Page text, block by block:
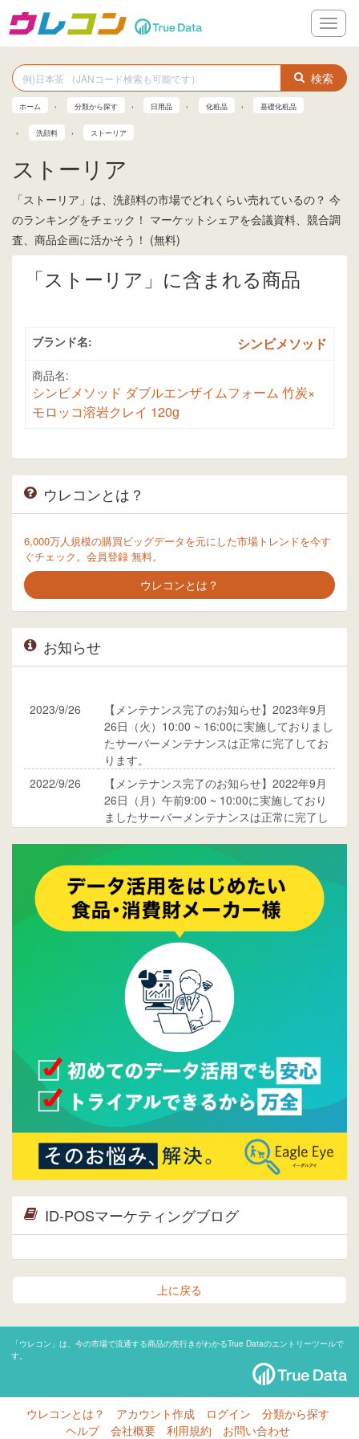
メ
ニ
ー
検索
ホーム 分類から探す 日用品 化粧品 基礎化粧品
洗顔料 ストーリア
ストーリア
「ストーリア」は、洗顔料の市場でどれくらい売れているの？ 今
のランキングをチェック！ マーケットシェアを会議資料、競合調
査、商品企画に活かそう！ (無料)
「ストーリア」に含まれる商品
ブランド名: シンビメソッド
商品名:
シンビメソッド ダブルエンザイムフォーム 竹炭×
モロッコ溶岩クレイ 120g
ウレコンとは？
6,000万人規模の購買ビッグデータを元にした市場トレンドを今す
ぐチェック。会員登録 無料。
ウレコンとは？
お知らせ
2023/9/26
【メンテナンス完了のお知らせ】2023年9月
26日（火）10:00 ~ 16:00に実施しておりまし
たサーバーメンテナンスは正常に完了してお
ります。
2022/9/26
【メンテナンス完了のお知らせ】2022年9月
26日（月）午前9:00 ~ 10:00に実施しており
ましたサーバーメンテナンスは正常に完了し
ご覧ください。
2015/10/19
ウレコンのサイト機能を大幅バージョンアッ
プ。詳細はこちら。⇒告知ページへ
2015/09/28
ウレコンが機能拡充し、サイトリニューアル
しました。⇒
ウレコンFacebook
Facebookページを開設しました。詳細は
ら。
ウレコンサイトリリースしました。
ID-POSマーケティングブログ
上に戻る
「ウレコン」は、今の市場で流通する商品の売行きがわかるTrue Dataのエントリーツールで
す。
ウレコンとは？ アカウント作成 ログイン
分類から探す
ヘルプ
会社概要 利用規約 お問い合わせ